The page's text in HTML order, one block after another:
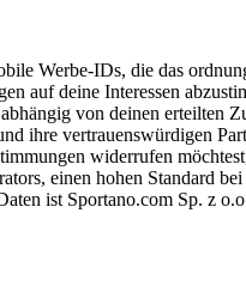
Werbe-IDs, die das
auf deine Interessen
von deinen erteilten
ihre vertrauenswürdigen
widerrufen
einen hohen Standard
ist Sportano.com Sp. z